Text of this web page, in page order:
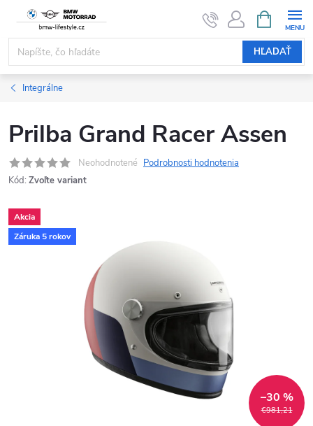
obsah
HĽADAŤ
KOŠÍK
Integrálne
Prilba Grand Racer Assen
Neohodnotené Podrobnosti hodnotenia
Kód: Zvoľte variant
Akcia
Záruka 5 rokov
€981,21
–30 %